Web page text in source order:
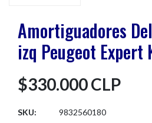
Amortiguadores
izq Peugeot
$330.000 CLP
SKU: 9832560180